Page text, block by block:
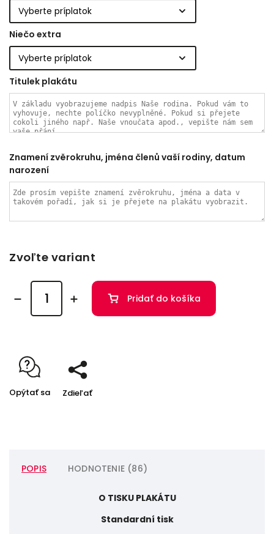
Niečo extra
Titulek plakátu
Znamení zvěrokruhu, jména členů vaší rodiny, datum
narození
Zvoľte variant
Pridať do košíka
Opýtať sa Zdieľať
POPIS HODNOTENIE (86)
O TISKU PLAKÁTU
Standardní tisk